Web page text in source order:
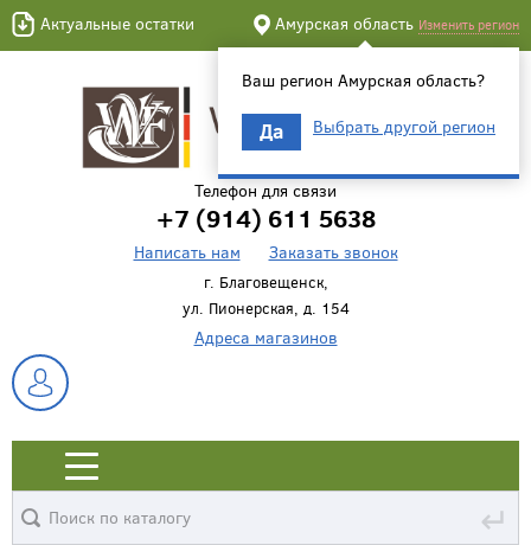
Актуальные остатки Амурская область Изменить регион
Ваш регион Амурская область?
Да Выбрать другой регион
Телефон для связи
+7 (914) 611 5638
Написать нам Заказать звонок
г. Благовещенск,
ул. Пионерская, д. 154
Адреса магазинов
↵